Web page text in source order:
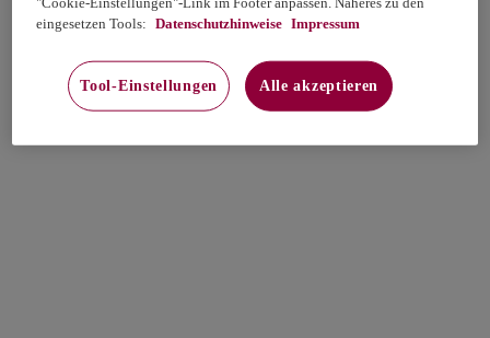
eingesetzen Tools: Datenschutzhinweise Impressum
Tool-Einstellungen Alle akzeptieren